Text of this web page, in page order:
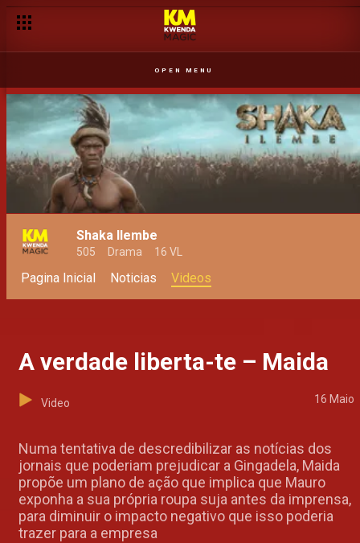
OPEN MENU
Shaka Ilembe
505 Drama 16 VL
Pagina Inicial Noticias Videos
A verdade liberta-te – Maida
Video 16 Maio
Numa tentativa de descredibilizar as notícias dos
jornais que poderiam prejudicar a Gingadela, Maida
propõe um plano de ação que implica que Mauro
exponha a sua própria roupa suja antes da imprensa,
para diminuir o impacto negativo que isso poderia
trazer para a empresa